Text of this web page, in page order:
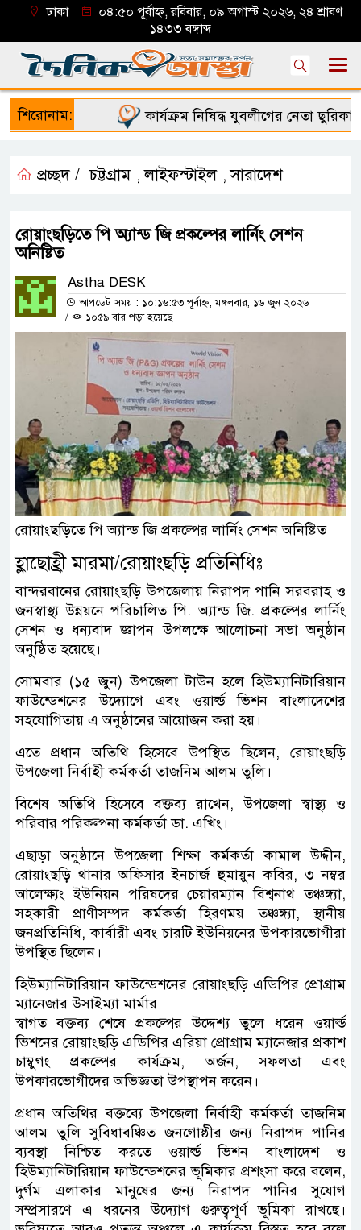
ঢাকা
০৪:৫০ পূর্বাহ্ন, রবিবার, ০৯ অগাস্ট ২০২৬, ২৪ শ্রাবণ
১৪৩৩ বঙ্গাব্দ
শিরোনাম: কার্যক্রম নিষিদ্ধ যুবলীগের নেতা
প্রচ্ছদ / চট্টগ্রাম ,লাইফস্টাইল ,সারাদেশ
রোয়াংছড়িতে পি অ্যান্ড জি প্রকল্পের লার্নিং সেশন
অনিষ্টিত
Astha DESK
আপডেট সময় : ১০:১৬:৫৩ পূর্বাহ্ন, মঙ্গলবার, ১৬ জুন ২০২৬
/
১০৫৯ বার পড়া হয়েছে
রোয়াংছড়িতে পি অ্যান্ড জি প্রকল্পের লার্নিং সেশন অনিষ্টিত
হ্লাছোহ্রী মারমা/রোয়াংছড়ি প্রতিনিধিঃ
বান্দরবানের রোয়াংছড়ি উপজেলায় নিরাপদ পানি সরবরাহ ও
জনস্বাস্থ্য উন্নয়নে পরিচালিত পি. অ্যান্ড জি. প্রকল্পের লার্নিং
সেশন ও ধন্যবাদ জ্ঞাপন উপলক্ষে আলোচনা সভা অনুষ্ঠান
অনুষ্ঠিত হয়েছে।
সোমবার (১৫ জুন) উপজেলা টাউন হলে হিউম্যানিটারিয়ান
ফাউন্ডেশনের উদ্যোগে এবং ওয়ার্ল্ড ভিশন বাংলাদেশের
সহযোগিতায় এ অনুষ্ঠানের আয়োজন করা হয়।
এতে প্রধান অতিথি হিসেবে উপস্থিত ছিলেন, রোয়াংছড়ি
উপজেলা নির্বাহী কর্মকর্তা তাজনিম আলম তুলি।
বিশেষ অতিথি হিসেবে বক্তব্য রাখেন, উপজেলা স্বাস্থ্য ও
পরিবার পরিকল্পনা কর্মকর্তা ডা. এখিং।
এছাড়া অনুষ্ঠানে উপজেলা শিক্ষা কর্মকর্তা কামাল উদ্দীন,
রোয়াংছড়ি থানার অফিসার ইনচার্জ হুমায়ুন কবির, ৩ নম্বর
আলেক্ষ্যং ইউনিয়ন পরিষদের চেয়ারম্যান বিশ্বনাথ তঞ্চঙ্গ্যা,
সহকারী প্রাণীসম্পদ কর্মকর্তা হিরণময় তঞ্চঙ্গ্যা, স্থানীয়
জনপ্রতিনিধি, কার্বারী এবং চারটি ইউনিয়নের উপকারভোগীরা
উপস্থিত ছিলেন।
হিউম্যানিটারিয়ান ফাউন্ডেশনের রোয়াংছড়ি এডিপির প্রোগ্রাম
ম্যানেজার উসাইম্যা মার্মার
স্বাগত বক্তব্য শেষে প্রকল্পের উদ্দেশ্য তুলে ধরেন ওয়ার্ল্ড
ভিশনের রোয়াংছড়ি এডিপির এরিয়া প্রোগ্রাম ম্যানেজার প্রকাশ
চাম্বুগং প্রকল্পের কার্যক্রম, অর্জন, সফলতা এবং
উপকারভোগীদের অভিজ্ঞতা উপস্থাপন করেন।
প্রধান অতিথির বক্তব্যে উপজেলা নির্বাহী কর্মকর্তা তাজনিম
আলম তুলি সুবিধাবঞ্চিত জনগোষ্ঠীর জন্য নিরাপদ পানির
ব্যবস্থা নিশ্চিত করতে ওয়ার্ল্ড ভিশন বাংলাদেশ ও
হিউম্যানিটারিয়ান ফাউন্ডেশনের ভূমিকার প্রশংসা করে বলেন,
দুর্গম এলাকার মানুষের জন্য নিরাপদ পানির সুযোগ
সম্প্রসারণে এ ধরনের উদ্যোগ গুরুত্বপূর্ণ ভূমিকা রাখছে।